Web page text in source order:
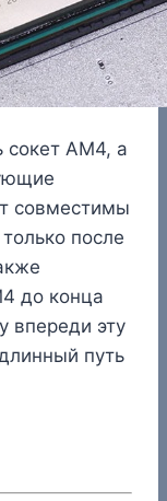
сокет AM4, а
совместимы
после
до конца
впереди эту
путь